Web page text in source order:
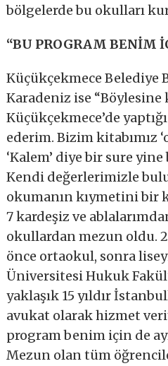
bölgelerde bu okulları
“BU PROGRAM BENİM
Küçükçekmece Belediye
Karadeniz ise
Küçükçekmece’de
ederim. Bizim kitabımız
‘Kalem’ diye bir sure
Kendi değerlerimizle
okumanın kıymetini bir
7 kardeşiz ve
okullardan mezun oldu.
önce ortaokul, sonra
Üniversitesi Hukuk
yaklaşık 15 yıldır
avukat olarak hizmet
program benim için de
Mezun olan tüm